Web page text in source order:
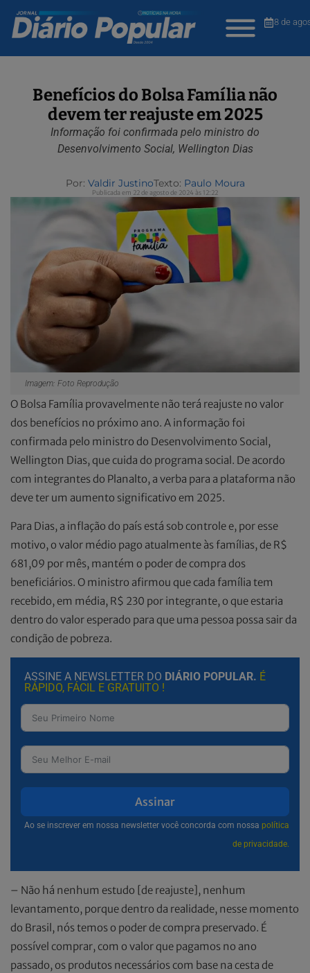
8 de
Benefícios do Bolsa Família não
devem ter reajuste em 2025
Informação foi confirmada pelo ministro do
Desenvolvimento Social, Wellington Dias
Por: Valdir JustinoTexto: Paulo Moura
Publicada em 22 de agosto de 2024 às 12:22
Imagem: Foto Reprodução
O Bolsa Família provavelmente não terá reajuste no valor
dos benefícios no próximo ano. A informação foi
confirmada pelo ministro do Desenvolvimento Social,
Wellington Dias, que cuida do programa social. De acordo
com integrantes do Planalto, a verba para a plataforma não
deve ter um aumento significativo em 2025.
Para Dias, a inflação do país está sob controle e, por esse
motivo, o valor médio pago atualmente às famílias, de R$
681,09 por mês, mantém o poder de compra dos
beneficiários. O ministro afirmou que cada família tem
recebido, em média, R$ 230 por integrante, o que estaria
dentro do valor esperado para que uma pessoa possa sair da
condição de pobreza.
ASSINE A NEWSLETTER DO DIÁRIO POPULAR. É
RÁPIDO, FÁCIL E GRATUITO !
Assinar
Ao se inscrever em nossa newsletter você concorda com nossa política
de privacidade.
– Não há nenhum estudo [de reajuste], nenhum
levantamento, porque dentro da realidade, nesse momento
do Brasil, nós temos o poder de compra preservado. É
possível comprar, com o valor que pagamos no ano
passado, os produtos necessários com base na cesta de